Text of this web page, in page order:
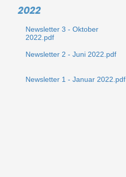
Newsletter 1 - Januar 2022.pdf
Newsletter 2 - Juni 2022.pdf
Newsletter 3 - Oktober
2022.pdf
2022